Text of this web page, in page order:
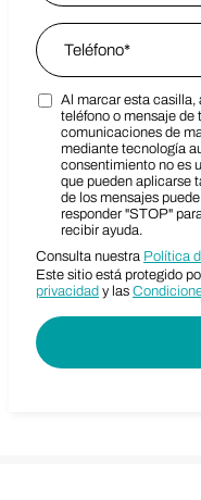
Phone
Marketing SMS
Al marcar esta casilla,
teléfono o mensaje
comunicaciones de
mediante tecnología
consentimiento no es
que pueden aplicarse
de los mensajes
responder "STOP"
recibir ayuda.
Consulta nuestra Política
Este sitio está protegido
privacidad y las